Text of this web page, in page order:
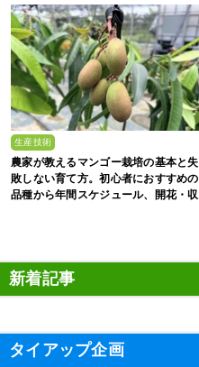
生産技術
農家が教えるマンゴー栽培の基本と失
敗しない育て方。初心者におすすめの
品種から年間スケジュール、開花・収
新着記事
タイアップ企画